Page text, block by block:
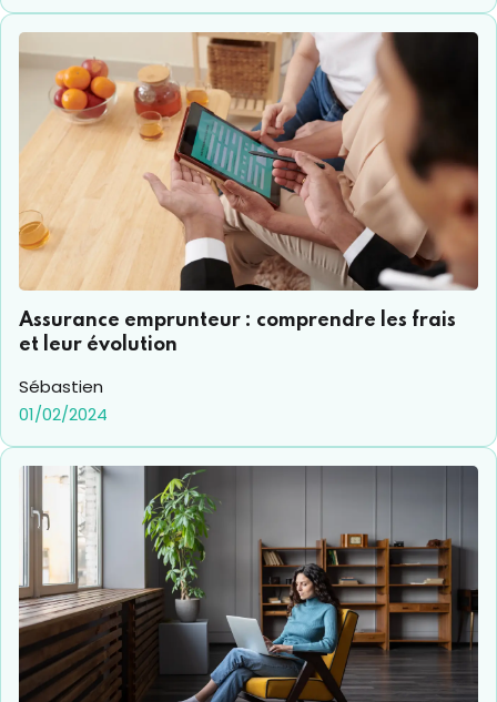
Assurance emprunteur : comprendre les frais
et leur évolution
Sébastien
01/02/2024